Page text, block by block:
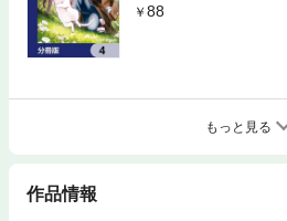
88
もっと見る
作品情報